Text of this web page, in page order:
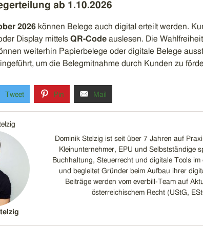
ab 1.10.2026
2026 können Belege auch digital erteilt werden.
Display mittels QR-Code auslesen. Die
weiterhin Papierbelege oder digitale Belege
um die Belegmitnahme durch Kunden zu
Tweet Pin Mail
Dominik Stelzig ist seit über 7 Jahren auf
Kleinunternehmer, EPU und Selbstständige
Buchhaltung, Steuerrecht und digitale Tools im
und begleitet Gründer beim Aufbau ihrer
Beiträge werden vom everbill-Team auf
österreichischem Recht (UStG,